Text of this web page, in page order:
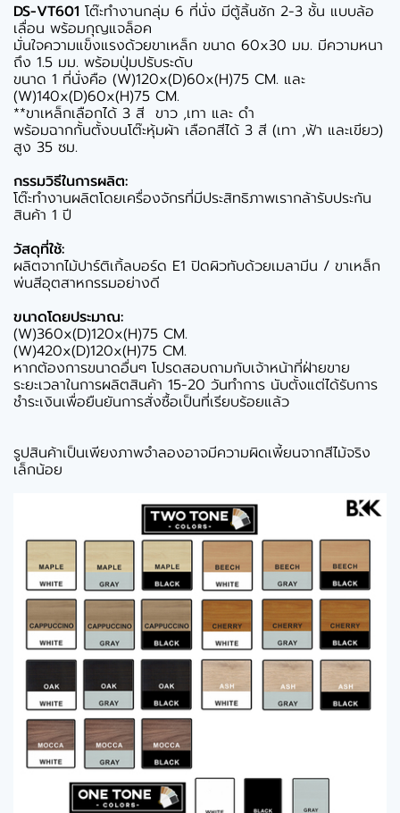
DS-VT601 โต๊ะทำงานกลุ่ม 6 ที่นั่ง มีตู้ลิ้นชัก 2-3 ชั้น แบบล้อ
เลื่อน พร้อมกุญแจล็อค
มั่นใจความแข็งแรงด้วยขาเหล็ก ขนาด 60x30 มม. มีความหนา
ถึง 1.5 มม. พร้อมปุ่มปรับระดับ
ขนาด 1 ที่นั่งคือ (W)120x(D)60x(H)75 CM. และ
(W)140x(D)60x(H)75 CM.
**ขาเหล็กเลือกได้ 3 สี ขาว ,เทา และ ดำ
พร้อมฉากกั้นตั้งบนโต๊ะหุ้มผ้า เลือกสีได้ 3 สี (เทา ,ฟ้า และเขียว)
สูง 35 ซม.
กรรมวิธีในการผลิต:
โต๊ะทำงานผลิตโดยเครื่องจักรที่มีประสิทธิภาพเรากล้ารับประกัน
สินค้า 1 ปี
วัสดุที่ใช้:
ผลิตจากไม้ปาร์ติเกิ้ลบอร์ด E1 ปิดผิวทับด้วยเมลามีน / ขาเหล็ก
พ่นสีอุตสาหกรรมอย่างดี
ขนาดโดยประมาณ:
(W)360x(D)120x(H)75 CM.
(W)420x(D)120x(H)75 CM.
หากต้องการขนาดอื่นๆ โปรดสอบถามกับเจ้าหน้าที่ฝ่ายขาย
ระยะเวลาในการผลิตสินค้า 15-20 วันทำการ นับตั้งแต่ได้รับการ
ชำระเงินเพื่อยืนยันการสั่งซื้อเป็นที่เรียบร้อยแล้ว
รูปสินค้าเป็นเพียงภาพจำลองอาจมีความผิดเพี้ยนจากสีไม้จริง
เล็กน้อย